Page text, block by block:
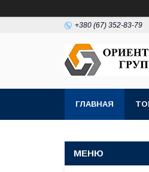
+380 (67) 352-83-79
ГЛАВНАЯ